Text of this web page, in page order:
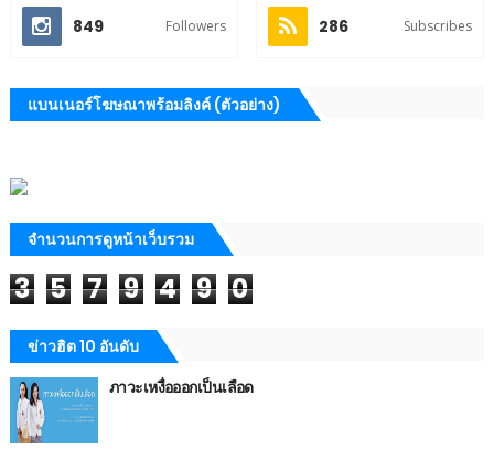
849 Followers 286 Subscribes
แบนเนอร์โฆษณาพร้อมลิงค์ (ตัวอย่าง)
จำนวนการดูหน้าเว็บรวม
3 5 7 9 4 9 0
ข่าวฮิต 10 อันดับ
ภาวะเหงื่อออกเป็นเลือด